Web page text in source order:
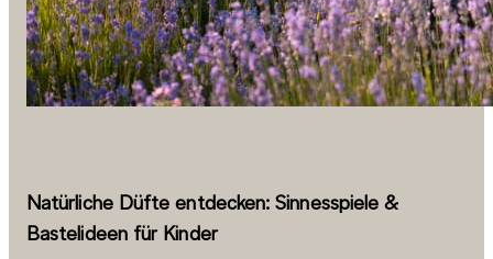
Natürliche Düfte entdecken: Sinnesspiele &
Bastelideen für Kinder